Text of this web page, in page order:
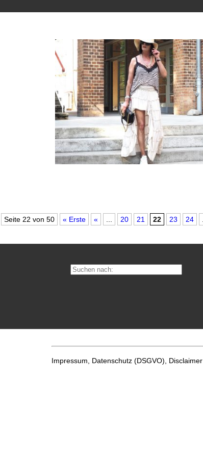
Fashion Race Day
Seite 22 von 50 « Erste « 20 21 22 23 24
Impressum, Datenschutz (DSGVO), Disclaimer